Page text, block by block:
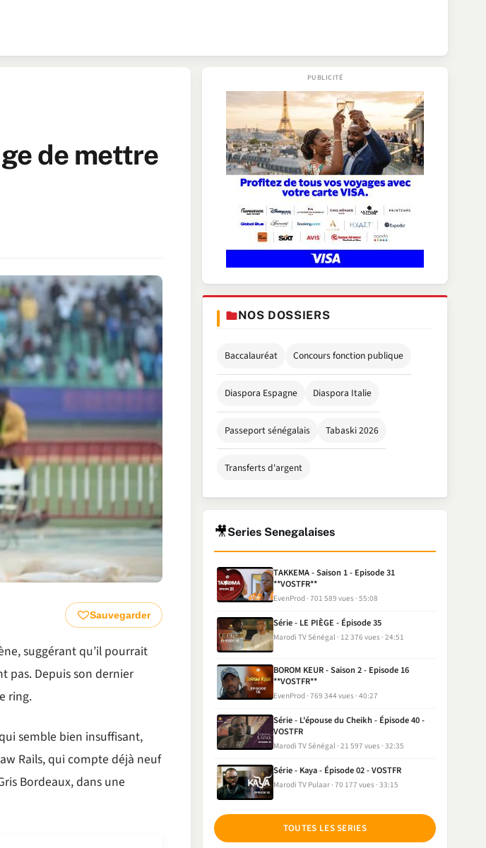
de mettre
Sauvegarder
suggérant qu’il pourrait
pas. Depuis son dernier
ring.
semble bien insuffisant,
Rails, qui compte déjà neuf
Bordeaux, dans une
NOS DOSSIERS
Baccalauréat Concours fonction publique
Diaspora Espagne Diaspora Italie
Passeport sénégalais Tabaski 2026
Transferts d'argent
🎥Series Senegalaises
TAKKEMA - Saison 1 - Episode 31
**VOSTFR**
EvenProd 701 589 vues 55:08
Série - LE PIÈGE - Épisode 35
Marodi TV Sénégal 12 376 vues 24:51
BOROM KEUR - Saison 2 - Episode 16
**VOSTFR**
EvenProd 769 344 vues 40:27
Série - L'épouse du Cheikh - Épisode 40 -
VOSTFR
Marodi TV Sénégal 21 597 vues 32:35
Série - Kaya - Épisode 02 - VOSTFR
Marodi TV Pulaar 70 177 vues 33:15
TOUTES LES SERIES